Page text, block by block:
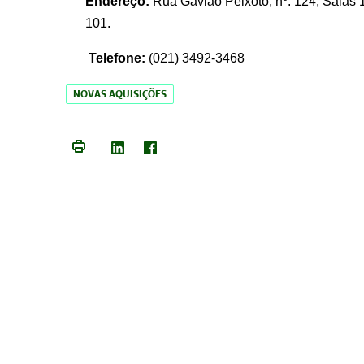
101.
Telefone: (021) 3492-3468
NOVAS AQUISIÇÕES